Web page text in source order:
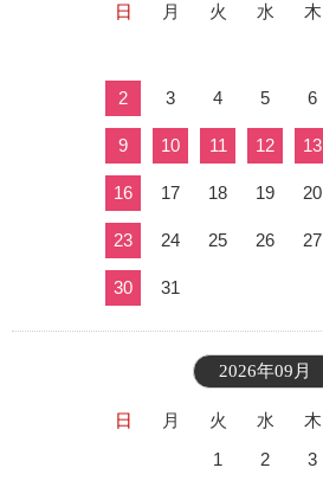
日 月 火 水 木
2 3 4 5 6
9 10 11 12 13
16 17 18 19 20
23 24 25 26 27
30 31
2026年09月
日 月 火 水 木
1
2 3